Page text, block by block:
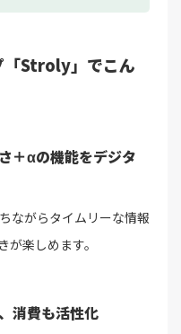
「Stroly」でこん
＋αの機能をデジタ
ながらタイムリーな情報
楽しめます。
消費も活性化